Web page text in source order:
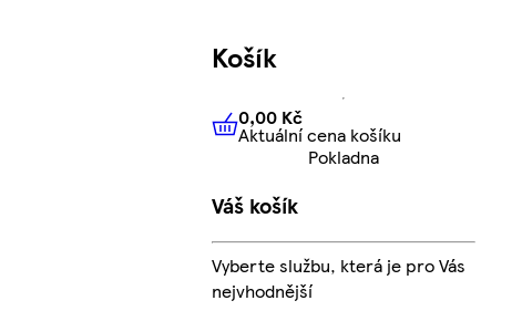
Košík
0,00 KčAktuální cena košíku
0,00 Kč
Aktuální cena košíku
Pokladna
Váš košík
Vyberte službu, která je pro Vás
nejvhodnější